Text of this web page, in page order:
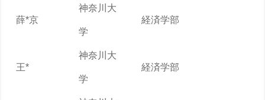
薛*京
神奈川大
学
経済学部
王*
神奈川大
学
経済学部